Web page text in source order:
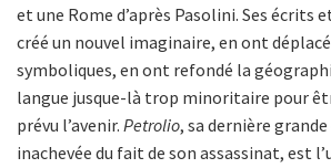
et une Rome d’après Pasolini. Ses écrits
créé un nouvel imaginaire, en ont
symboliques, en ont refondé la
langue jusque-là trop minoritaire pour
prévu l’avenir. Petrolio, sa dernière
inachevée du fait de son assassinat, est